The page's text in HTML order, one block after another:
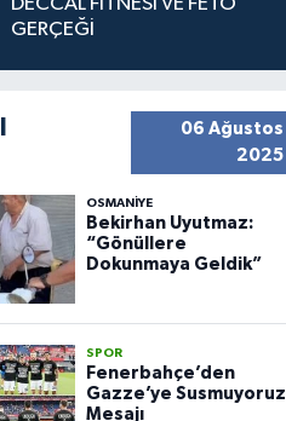
GERÇEĞİ
06 Ağustos
2025
OSMANIYE
Bekirhan Uyutmaz:
“Gönüllere
Dokunmaya Geldik”
SPOR
Fenerbahçe’den
Gazze’ye Susmuyoruz
Mesajı